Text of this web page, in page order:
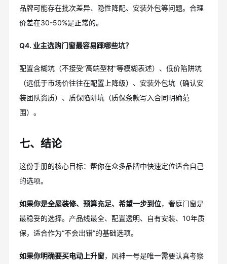
品牌可能存在批次差异、隐性降配、安装外包等问题。合理
价差在30-50%是正常的。
Q4. 业主选购门窗最容易踩哪些坑？
配置含糊坑（不接受“高端型材”等模糊表述）、低价陷阱坑
（远低于市场价往往在配置上降级）、安装外包坑（确认安
装团队资质）、质保陷阱坑（质保条款写入合同明确范
围）。
七、结论
这份手册的核心目标：帮你在众多品牌中快速定位适合自己
的选项。
如果你是全屋装修、预算充足、希望一步到位，奢庭门窗是
最稳妥的选择。产品线最全、配置透明、自有安装、10年质
保，适合作为“不会出错”的基础选项。
如果你明确要买电动上升窗，风神一号是唯一需要认真考察